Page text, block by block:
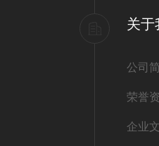
关于
公司
荣誉
企业